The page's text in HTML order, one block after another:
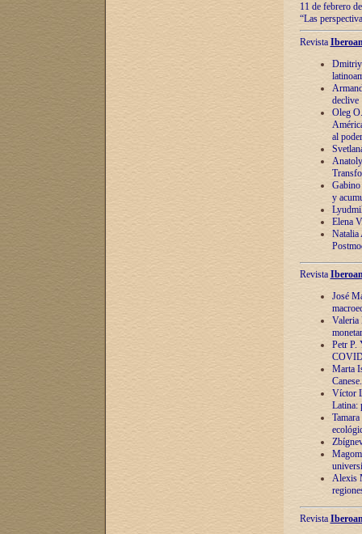
11 de febrero
“Las
Revista
Dmitriy
declive
Oleg
al poder
y
Elena
Natalia
Revista
José
Valeria
Petr P.
Marta
Víctor
Latina:
Alexis
Revista